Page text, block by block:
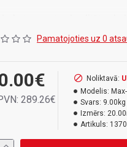
Īpaša eļļas apstrāde
Pašslēdzošs mehānisms,
Darba diapazons (1 m
Transportēšanas garums:
Pamatojoties uz 0
289.26€
Noliktavā:
Modelis:
Svars: 9.00kg
Izmērs:
Artikuls: